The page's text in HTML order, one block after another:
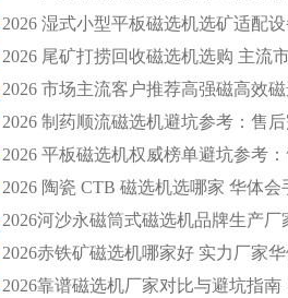
2026 尾矿打捞回收磁选机选购 主流
2026 市场主流客户推荐高强磁高效